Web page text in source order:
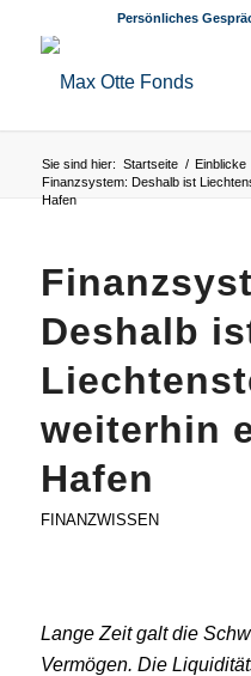
Persönliches
Sie sind hier: Startseite / Einblicke
Finanzsystem: Deshalb ist
Hafen
Deshalb
weiterhin
Hafen
FINANZWISSEN
Lange Zeit galt die
Vermögen. Die